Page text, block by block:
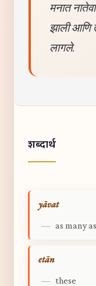
मनात
झाली आणि
लागले.
शब्दार्थ
yāvat
— as many as
etān
— these